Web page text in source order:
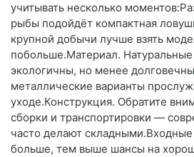
учитывать несколько
рыбы подойдёт компактная
крупной добычи лучше взять
побольше.Материал.
экологичны, но менее
металлические варианты
уходе.Конструкция. Обратите
сборки и транспортировки —
часто делают
больше, тем выше шансы на